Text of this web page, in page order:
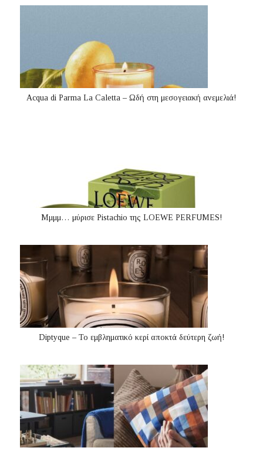
Acqua di Parma La Caletta – Ωδή στη μεσογειακή ανεμελιά!
Μμμμ… μύρισε Pistachio της LOEWE PERFUMES!
Diptyque – Το εμβληματικό κερί αποκτά δεύτερη ζωή!